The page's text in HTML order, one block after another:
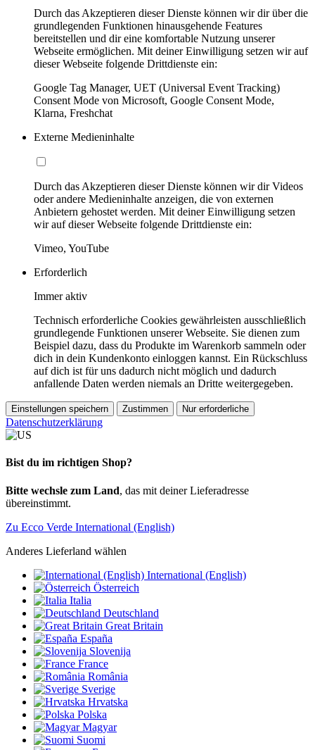
Durch das Akzeptieren dieser Dienste können wir dir über die
grundlegenden Funktionen hinausgehende Features
bereitstellen und dir eine komfortable Nutzung unserer
Webseite ermöglichen. Mit deiner Einwilligung setzen wir auf
dieser Webseite folgende Drittdienste ein:
Google Tag Manager, UET (Universal Event Tracking)
Consent Mode von Microsoft, Google Consent Mode,
Klarna, Freshchat
Externe Medieninhalte
Durch das Akzeptieren dieser Dienste können wir dir Videos
oder andere Medieninhalte anzeigen, die von externen
Anbietern gehostet werden. Mit deiner Einwilligung setzen
wir auf dieser Webseite folgende Drittdienste ein:
Vimeo, YouTube
Erforderlich
Immer aktiv
Technisch erforderliche Cookies gewährleisten ausschließlich
grundlegende Funktionen unserer Webseite. Sie dienen zum
Beispiel dazu, dass du Produkte im Warenkorb sammeln oder
dich in dein Kundenkonto einloggen kannst. Ein Rückschluss
auf dich ist für uns dadurch nicht möglich und dadurch
anfallende Daten werden niemals an Dritte weitergegeben.
Einstellungen speichern Zustimmen Nur erforderliche
Datenschutzerklärung
Bist du im richtigen Shop?
Bitte wechsle zum Land, das mit deiner Lieferadresse
übereinstimmt.
Zu Ecco Verde International (English)
Anderes Lieferland wählen
International (English)
Österreich
Italia
Deutschland
Great Britain
España
Slovenija
France
România
Sverige
Hrvatska
Polska
Magyar
Suomi